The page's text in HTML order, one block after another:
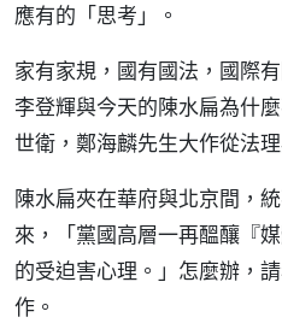
應有的「思考」。
家有家規，國有國法，國際
李登輝與今天的陳水扁為什
世衛，鄭海麟先生大作從法
陳水扁夾在華府與北京間，
來，「黨國高層一再醞釀『
的受迫害心理。」怎麼辦，
作。